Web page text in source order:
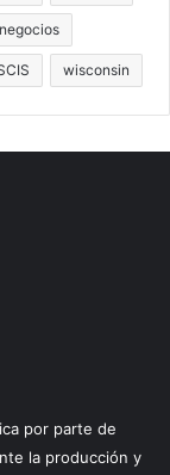
negocios
wisconsin
por parte de
la producción y